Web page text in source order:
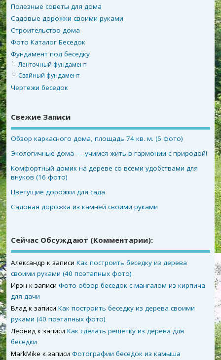
Полезные советы для дома
Садовые дорожки своими руками
Строительство дома
Фото Каталог Беседок
Фундамент под беседку
Ленточный фундамент
Свайный фундамент
Чертежи беседок
Свежие Записи
Обзор каркасного дома, площадь 74 кв. м. (5 фото)
Экологичные дома — учимся жить в гармонии с природой!
Комфортный домик на дереве со всеми удобствами для
внуков (16 фото)
Цветущие дорожки для сада
Садовая дорожка из камней своими руками
Сейчас Обсуждают (комментарии):
Александр к записи Как построить беседку из дерева
своими руками (40 поэтапных фото)
Ирэн к записи Фото обзор беседок с мангалом из кирпича
для дачи
Владк записи Как построить беседку из дерева своими
руками (40 поэтапных фото)
Леонидк записи Как сделать решетку из дерева для
беседки
MarkMike к записи Фотографии беседок из камыша